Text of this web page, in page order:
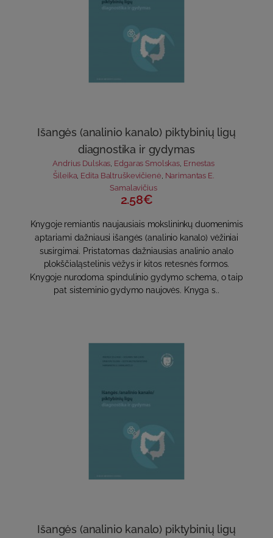
Išangės (analinio kanalo) piktybinių ligų
diagnostika ir gydymas
Andrius Dulskas, Edgaras Smolskas, Ernestas
Šileika, Edita Baltruškevičienė, Narimantas E.
Samalavičius
2.58€
Knygoje remiantis naujausiais mokslininkų duomenimis
aptariami dažniausi išangės (analinio kanalo) vėžiniai
susirgimai. Pristatomas dažniausias analinio analo
plokščialąstelinis vėžys ir kitos retesnės formos.
Knygoje nurodoma spindulinio gydymo schema, o taip
pat sisteminio gydymo naujovės. Knyga s..
Išangės (analinio kanalo) piktybinių ligų